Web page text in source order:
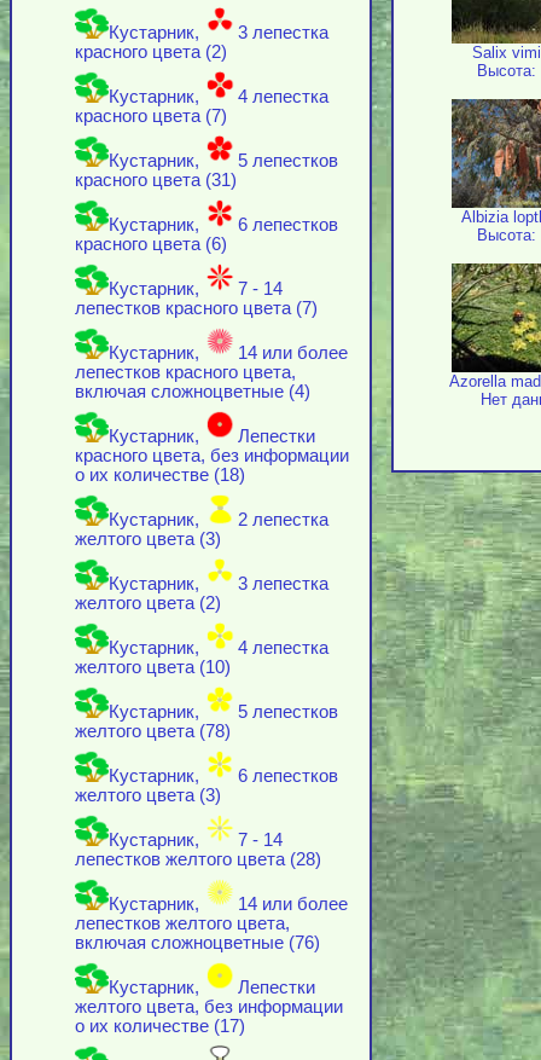
Кустарник,
3 лепестка
красного цвета (2)
Кустарник,
4 лепестка
красного цвета (7)
Кустарник,
5 лепестков
красного цвета (31)
Кустарник,
6 лепестков
красного цвета (6)
Кустарник,
7 - 14
лепестков красного цвета (7)
Кустарник,
14 или более
лепестков красного цвета,
включая cложноцветные (4)
Кустарник,
Лепестки
красного цвета, без информации
о их количестве (18)
Кустарник,
2 лепестка
желтого цвета (3)
Кустарник,
3 лепестка
желтого цвета (2)
Кустарник,
4 лепестка
желтого цвета (10)
Кустарник,
5 лепестков
желтого цвета (78)
Кустарник,
6 лепестков
желтого цвета (3)
Кустарник,
7 - 14
лепестков желтого цвета (28)
Кустарник,
14 или более
лепестков желтого цвета,
включая cложноцветные (76)
Кустарник,
Лепестки
желтого цвета, без информации
о их количестве (17)
Salix
Albizia
Azorella
Нет